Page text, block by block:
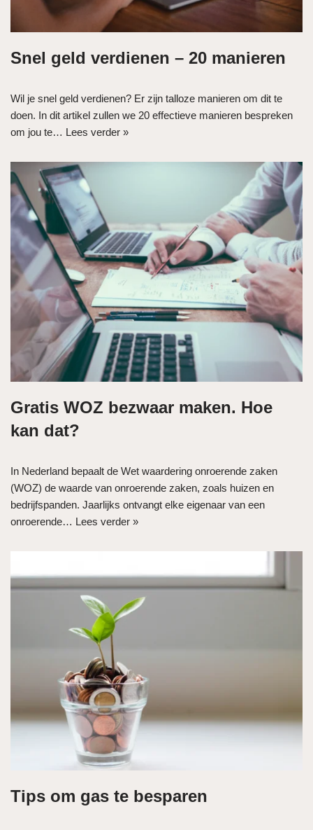
Snel geld verdienen – 20 manieren
Wil je snel geld verdienen? Er zijn talloze manieren om dit te
doen. In dit artikel zullen we 20 effectieve manieren bespreken
om jou te… Lees verder »
Gratis WOZ bezwaar maken. Hoe
kan dat?
In Nederland bepaalt de Wet waardering onroerende zaken
(WOZ) de waarde van onroerende zaken, zoals huizen en
bedrijfspanden. Jaarlijks ontvangt elke eigenaar van een
onroerende… Lees verder »
Tips om gas te besparen